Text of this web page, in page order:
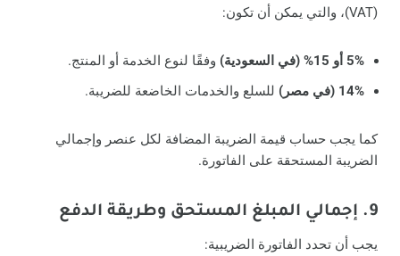
(VAT)، والتي يمكن أن تكون:
5% أو 15% (في السعودية)
وفقًا لنوع الخدمة أو المنتج.
14% (في مصر)
للسلع والخدمات الخاضعة للضريبة.
كما يجب حساب قيمة الضريبة المضافة لكل عنصر وإجمالي
الضريبة المستحقة على الفاتورة.
9. إجمالي المبلغ المستحق وطريقة الدفع
يجب أن تحدد الفاتورة الضريبية: